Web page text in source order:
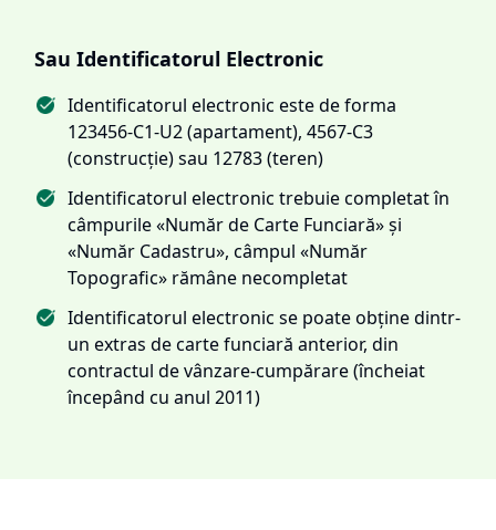
Sau Identificatorul Electronic
Identificatorul electronic este de forma
123456-C1-U2 (apartament), 4567-C3
(construcție) sau 12783 (teren)
Identificatorul electronic trebuie completat în
câmpurile «Număr de Carte Funciară» și
«Număr Cadastru», câmpul «Număr
Topografic» rămâne necompletat
Identificatorul electronic se poate obține dintr-
un extras de carte funciară anterior, din
contractul de vânzare-cumpărare (încheiat
începând cu anul 2011)